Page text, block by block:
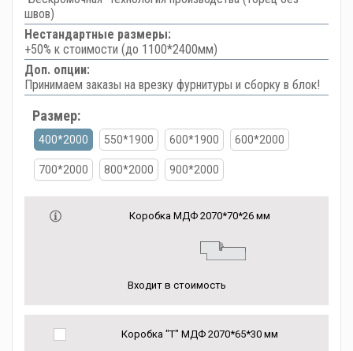
швов)
Нестандартные размеры:
+50% к стоимости (до 1100*2400мм)
Доп. опции:
Принимаем заказы на врезку фурнитуры и сборку в блок!
Размер:
400*2000 550*1900 600*1900 600*2000
700*2000 800*2000 900*2000
Коробка МДФ 2070*70*26 мм
Входит в стоимость
Коробка "Т" МДФ 2070*65*30 мм